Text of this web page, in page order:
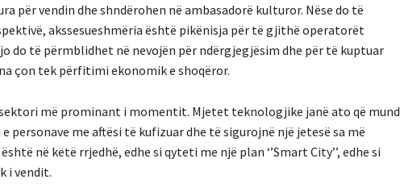
për vendin dhe shndërohen në ambasadorë kulturor. Nëse do të
akssesueshmëria është pikënisja për të gjithë operatorët
do të përmblidhet në nevojën për ndërgjegjësim dhe për të kuptuar
çon tek përfitimi ekonomik e shoqëror.
më prominant i momentit. Mjetet teknologjike janë ato që mund
personave me aftësi të kufizuar dhe të sigurojnë një jetesë sa më
në këtë rrjedhë, edhe si qyteti me një plan ‘’Smart City’’, edhe si
i vendit.